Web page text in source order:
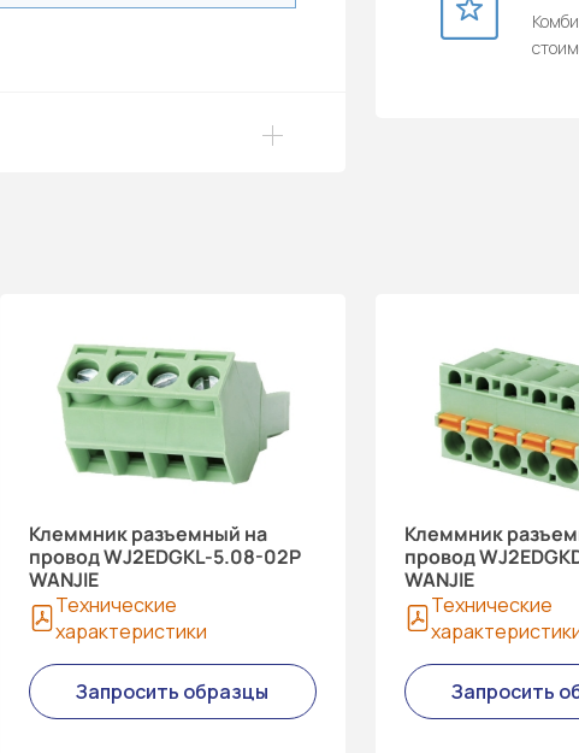
Клеммник разъемный на
провод WJ2EDGKL-5.08-02P
WANJIE
Технические
характеристики
Запросить образцы
Клеммник
провод
WANJIE
Технические
Запросить